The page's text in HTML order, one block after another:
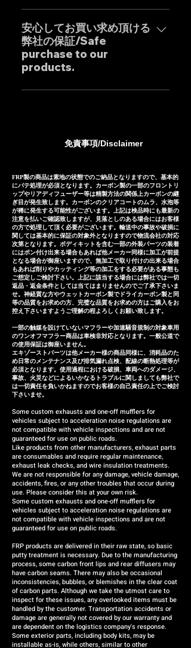
design by our dedicated in-
house Japanese designers,
ensuring high precision and
outstanding cost
performance.
feel free to contact us
individually.
りますので発送地域により前後致
します。 ・ステンレス製マフラ
ー：25-30日前後 ・チタン製マフ
ラー：35-40日前後 Our Exhaust
are basically tailor-made to
times are as follows. *The
guide including domestic
delivery days in japan, and may
vary depending on the
shipping country. Stainless
steel Exhaust system:
approximately 25-30 days
Titanium Exhaust system:
approximately 35-40 days
業販価格ほぼ全ての商品に設定し
ておりますのでお気軽にご相談く
ださいませ。 Wholesale prices
are set for almost all products,
so please feel free to inquire.
安心してお買い求め頂ける
弊社の保証/Safe
purchase to our
products.
弊社のマフラーは国内外のお客様
密に製作されておりますが、万が
一微調整ができずに取り付けが出
商品の瑕疵などに対しましては代
替品やご返金(返金額はケースバイ
ケース)にてご対応させて頂いてお
ります。 Our exhaust systems
are sold to numerous
customers both domestically
and internationally and are
precisely manufactured based
on extensive fitting data.
However, in the unlikely event
that the exhaust system
cannot be installed due to
inability to make minor
adjustments or if there are
defects within three months of
installation, we will respond by
providing a replacement or a
refund (the refund amount will
be case-by-case).
免責事項/Disclaimer
FRP製の商品は素地の状態でのご納品となりますので、基本的
にパテ処理が必須となります。カーボン製の一部のフロントリ
ップやリアディフューザー等は精製方法の関係上カーボンの継
ぎ目が発生致します。カーボンのクリアコートのムラ、水泡等
が稀に発生する可能性がございます。上記は検品時にも最新の
注意を払いご確認致しますが、見落としのある場合にはお客様
の方で処理して頂く必要がございます。輸送中の事故や破損に
関しては基本的に保証の対象外となりますので物流会社の対応
次第となります。ボディキットを含む一部の外装パーツの装着
にはポン付け出来る場合もあれば他メーカー同様に加工が前提
となる場合が御座いますので、無加工で取り付けの出来る場合
もあれば削りやカッティング等の加工をする必要がある事態も
ご想定しご検討下さい。上記に該当する場合には弊社では一切
返品・返金条件としては当てはまりませんのでご了承下さいま
せ。神経質な方やウェットカーボン製でドライカーボン製と同
等の品質をお求めの方、完璧な品質をお求めの方はご購入をお
控え下さいますようご理解の程よろしくお願い致します。
一部の触媒を設けていないマフラーや加速騒音規制の対象車用
のワンオフマフラー商品は車検非対応となります。一般公道で
の使用保証は御座いません。
エキゾーストパーツは他メーカー様の商品同様に、消耗品のた
め日常のメンテナンス及び排気漏れ点検、配線の断熱処理等が
必須となります。使用過程における破損、車両へのダメージ、
事故、火災などによるいかなるトラブルに関しましても弊社で
は一切責任を負いかねますのでお客様の自己責任の上でご検討
下さいませ。
Some custom exhausts and one-off mufflers for
vehicles subject to acceleration noise regulations are
not compatible with vehicle inspections and are not
guaranteed for use on public roads.
Like products from other manufacturers, exhaust parts
are consumables and require regular maintenance,
exhaust leak checks, and wire insulation treatments.
We are not responsible for any damage, vehicle damage,
accidents, fires, or any other troubles that occur during
use. Please consider this at your own risk.
Some custom exhausts and one-off mufflers for
vehicles subject to acceleration noise regulations are
not compatible with vehicle inspections and are not
guaranteed for use on public roads.
FRP products are delivered in their raw state, so basic
putty treatment is necessary. Due to the manufacturing
process, some carbon front lips and rear diffusers may
have carbon seams. There may also be occasional
inconsistencies, bubbles, or blemishes in the clear coat
of carbon parts. Although we take the utmost care to
inspect for these issues, any overlooked items must be
handled by the customer. Transportation accidents or
damage are generally not covered by our warranty and
are dependent on the logistics company's response.
Some exterior parts, including body kits, may be
installable as-is, while others, similar to other